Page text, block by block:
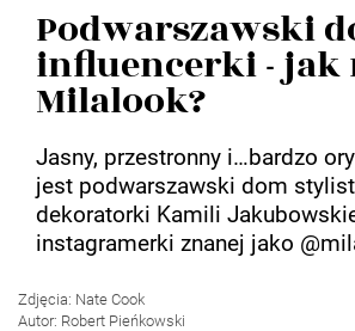
Podwarszawski
influencerki - jak
Milalook?
Jasny, przestronny i…bardzo
jest podwarszawski dom
dekoratorki Kamili
instagramerki znanej jako
Zdjęcia: Nate Cook
Autor: Robert Pieńkowski